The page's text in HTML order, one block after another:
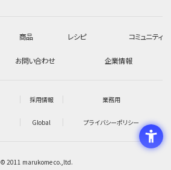
商品 レシピ コミュニティ
お問い合わせ 企業情報
採用情報 業務用
Global プライバシーポリシー
© 2011 marukome co.,ltd.